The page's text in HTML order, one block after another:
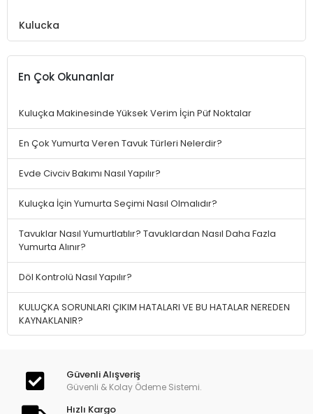
Kulucka
En Çok Okunanlar
Kuluçka Makinesinde Yüksek Verim İçin Püf Noktalar
En Çok Yumurta Veren Tavuk Türleri Nelerdir?
Evde Civciv Bakımı Nasıl Yapılır?
Kuluçka İçin Yumurta Seçimi Nasıl Olmalıdır?
Tavuklar Nasıl Yumurtlatılır? Tavuklardan Nasıl Daha Fazla
Yumurta Alınır?
Döl Kontrolü Nasıl Yapılır?
KULUÇKA SORUNLARI ÇIKIM HATALARI VE BU HATALAR NEREDEN
KAYNAKLANIR?
Güvenli Alışveriş
Güvenli & Kolay Ödeme Sistemi.
Hızlı Kargo